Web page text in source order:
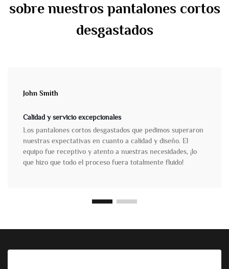
sobre nuestros pantalones cortos
desgastados
John Smith
Calidad y servicio excepcionales
Los pantalones cortos desgastados que pedimos superaron
nuestras expectativas en cuanto a calidad y diseño. El
equipo fue receptivo y atento a nuestras necesidades, ¡lo
que hizo que todo el proceso fuera totalmente fluido!